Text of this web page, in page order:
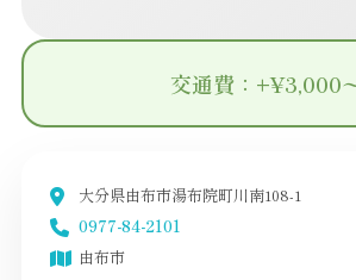
交通費：+¥3,000
大分県由布市湯布院町川南108-1
0977-84-2101
由布市